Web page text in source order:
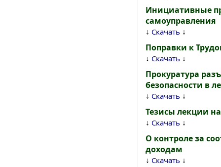
Инициативные
самоуправления
↓ Скачать ↓
Поправки к
↓ Скачать ↓
Прокуратура
безопасности в
↓ Скачать ↓
Тезисы лекции
↓ Скачать ↓
О контроле за
доходам
↓ Скачать ↓